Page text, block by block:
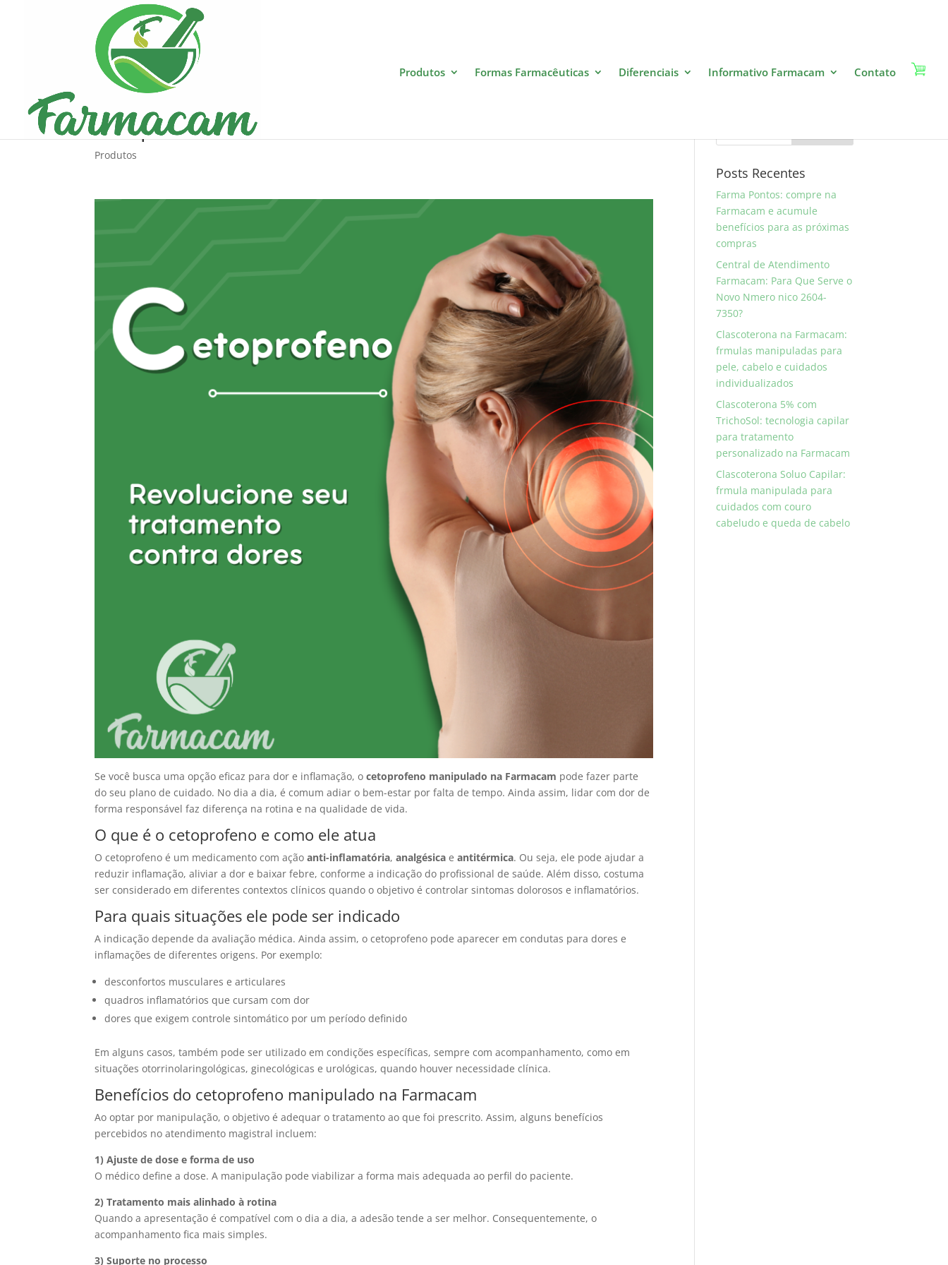
Produtos Formas Farmacêuticas Diferenciais Informativo Farmacam Contato
Revolucione seu tratamento contra dores com
Cetoprofeno da Farmacam.
Produtos
Se você busca uma opção eficaz para dor e inflamação, ocetoprofeno manipulado na Farmacam pode fazer parte
do seu plano de cuidado. No dia a dia, é comum adiar o bem-estar por falta de tempo. Ainda assim, lidar com dor de
forma responsável faz diferença na rotina e na qualidade de vida.
O que é o cetoprofeno e como ele atua
O cetoprofeno é um medicamento com açãoanti-inflamatória,analgésica eantitérmica. Ou seja, ele pode ajudar a
reduzir inflamação, aliviar a dor e baixar febre, conforme a indicação do profissional de saúde. Além disso, costuma
ser considerado em diferentes contextos clínicos quando o objetivo é controlar sintomas dolorosos e inflamatórios.
Para quais situações ele pode ser indicado
A indicação depende da avaliação médica. Ainda assim, o cetoprofeno pode aparecer em condutas para dores e
inflamações de diferentes origens. Por exemplo:
desconfortos musculares e articulares
quadros inflamatórios que cursam com dor
dores que exigem controle sintomático por um período definido
Em alguns casos, também pode ser utilizado em condições específicas, sempre com acompanhamento, como em
situações otorrinolaringológicas, ginecológicas e urológicas, quando houver necessidade clínica.
Benefícios do cetoprofeno manipulado na Farmacam
Ao optar por manipulação, o objetivo é adequar o tratamento ao que foi prescrito. Assim, alguns benefícios
percebidos no atendimento magistral incluem:
1) Ajuste de dose e forma de uso
O médico define a dose. A manipulação pode viabilizar a forma mais adequada ao perfil do paciente.
2) Tratamento mais alinhado à rotina
Quando a apresentação é compatível com o dia a dia, a adesão tende a ser melhor. Consequentemente, o
acompanhamento fica mais simples.
3) Suporte no processo
Posts Recentes
Farma Pontos: compre na
Farmacam e acumule
benefícios para as próximas
compras
Central de Atendimento
Farmacam: Para Que Serve o
Novo Nmero nico 2604-
7350?
Clascoterona na Farmacam:
frmulas manipuladas para
pele, cabelo e cuidados
individualizados
Clascoterona 5% com
TrichoSol: tecnologia capilar
para tratamento
personalizado na Farmacam
Clascoterona Soluo Capilar:
frmula manipulada para
cuidados com couro
cabeludo e queda de cabelo